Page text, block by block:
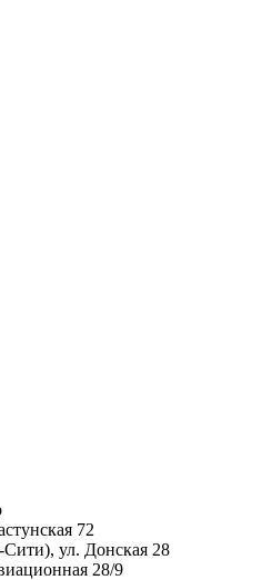
72
ул. Донская 28
28/9